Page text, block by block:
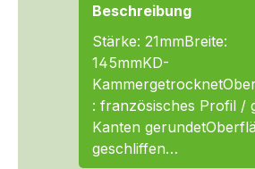
Beschreibung
Stärke: 21mmBreite:
145mmKD-
: französisches Profil /
Kanten
geschliffen…